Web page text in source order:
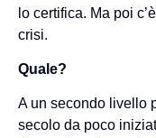
lo certifica. Ma poi
crisi.
Quale?
A un secondo livello
secolo da poco